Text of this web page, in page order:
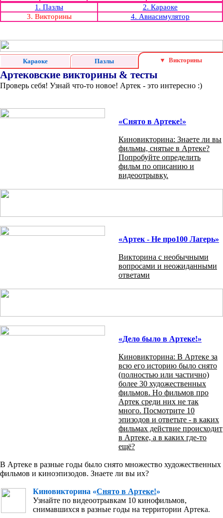
1. Пазлы 2. Караоке
3. Викторины
4. Авиасимулятор
Караоке Пазлы ▼ Викторины
Артековские викторины & тесты
Проверь себя! Узнай что-то новое! Артек - это интересно :)
«Снято в Артеке!»
Киновикторина: Знаете ли вы
фильмы, снятые в Артеке?
Попробуйте определить
фильм по описанию и
видеоотрывку.
«Артек - Не про100 Лагерь»
Викторина с необычными
вопросами и неожиданными
ответами
«Дело было в Артеке!»
Киновикторина: В Артеке за
всю его историю было снято
(полностью или частично)
более 30 художественных
фильмов. Но фильмов про
Артек среди них не так
много. Посмотрите 10
эпизодов и ответьте - в каких
фильмах действие происходит
в Артеке, а в каких где-то
ещё?
В Артеке в разные годы было снято множество художественных
фильмов и киноэпизодов. Знаете ли вы их?
Киновикторина «Снято в Артеке!»
Узнайте по видеоотрывкам 10 кинофильмов,
снимавшихся в разные годы на территории Артека.